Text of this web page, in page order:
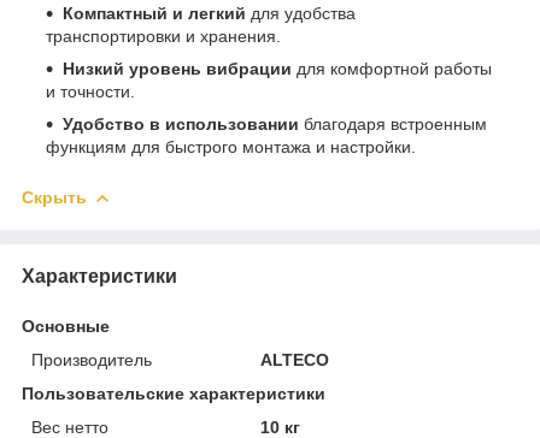
Компактный и легкий для удобства
транспортировки и хранения.
Низкий уровень вибрации для комфортной работы
и точности.
Удобство в использовании благодаря встроенным
функциям для быстрого монтажа и настройки.
Скрыть
Характеристики
Основные
Производитель
ALTECO
Пользовательские характеристики
Вес нетто
10 кг